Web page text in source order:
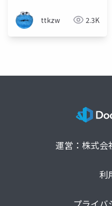
ttkzw 2.3K
運営：株式会
利
プライバ